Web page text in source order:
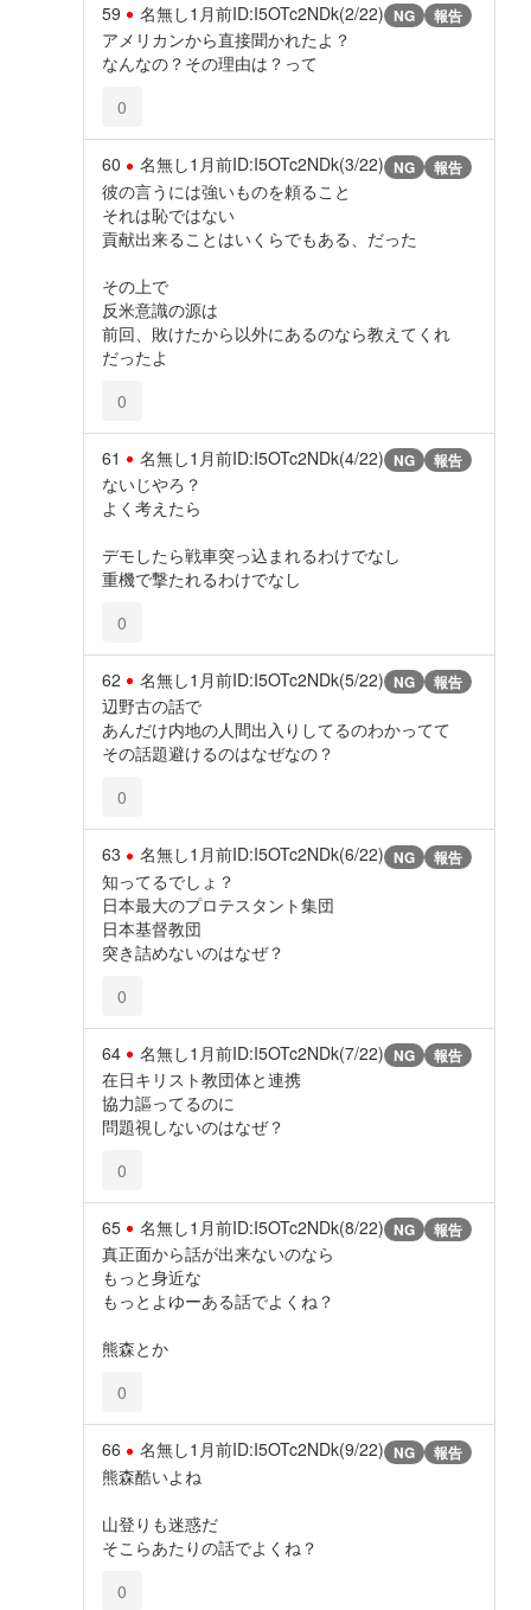
59 名無し1月前ID:I5OTc2NDk(2/22) NG 報告
アメリカンから直接聞かれたよ？
なんなの？その理由は？って
0
60 名無し1月前ID:I5OTc2NDk(3/22) NG 報告
彼の言うには強いものを頼ること
それは恥ではない
貢献出来ることはいくらでもある、だった
その上で
反米意識の源は
前回、敗けたから以外にあるのなら教えてくれ
だったよ
0
61 名無し1月前ID:I5OTc2NDk(4/22) NG 報告
ないじやろ？
よく考えたら
デモしたら戦車突っ込まれるわけでなし
重機で撃たれるわけでなし
0
62 名無し1月前ID:I5OTc2NDk(5/22) NG 報告
辺野古の話で
あんだけ内地の人間出入りしてるのわかってて
その話題避けるのはなぜなの？
0
63 名無し1月前ID:I5OTc2NDk(6/22) NG 報告
知ってるでしょ？
日本最大のプロテスタント集団
日本基督教団
突き詰めないのはなぜ？
0
64 名無し1月前ID:I5OTc2NDk(7/22) NG 報告
在日キリスト教団体と連携
協力謳ってるのに
問題視しないのはなぜ？
0
65 名無し1月前ID:I5OTc2NDk(8/22) NG 報告
真正面から話が出来ないのなら
もっと身近な
もっとよゆーある話でよくね？
熊森とか
0
66 名無し1月前ID:I5OTc2NDk(9/22) NG 報告
熊森酷いよね
山登りも迷惑だ
そこらあたりの話でよくね？
0